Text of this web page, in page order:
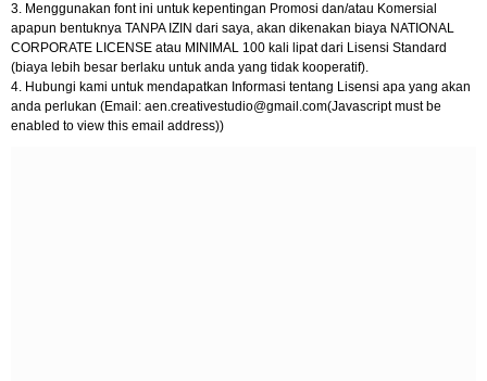
3. Menggunakan font ini untuk kepentingan Promosi dan/atau Komersial
apapun bentuknya TANPA IZIN dari saya, akan dikenakan biaya NATIONAL
CORPORATE LICENSE atau MINIMAL 100 kali lipat dari Lisensi Standard
(biaya lebih besar berlaku untuk anda yang tidak kooperatif).
4. Hubungi kami untuk mendapatkan Informasi tentang Lisensi apa yang akan
anda perlukan (Email: aen.creativestudio@gmail.com(Javascript must be
enabled to view this email address))